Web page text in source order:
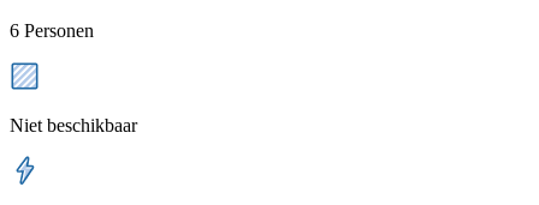
6 Personen
Niet beschikbaar